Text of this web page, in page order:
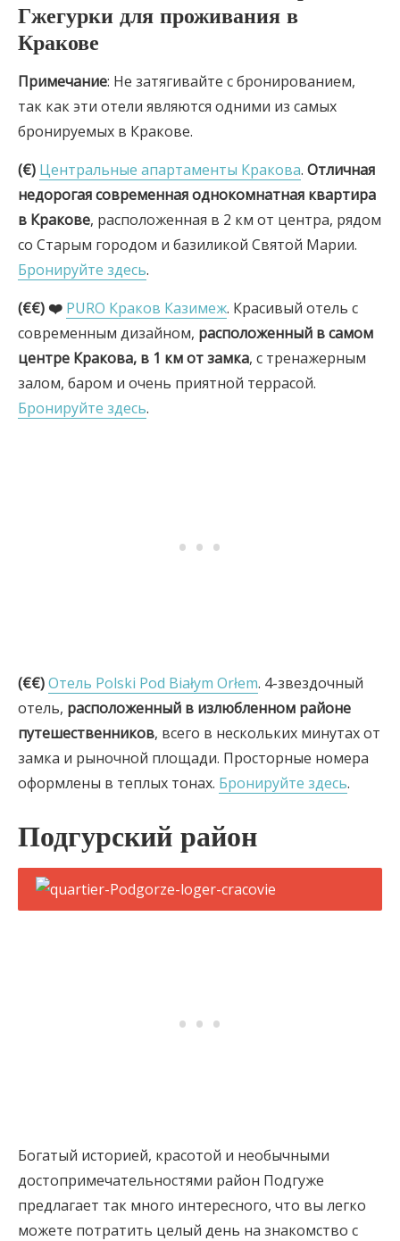
Гжегурки для проживания в
Кракове
Примечание: Не затягивайте с бронированием,
так как эти отели являются одними из самых
бронируемых в Кракове.
(€) Центральные апартаменты Кракова. Отличная
недорогая современная однокомнатная квартира
в Кракове, расположенная в 2 км от центра, рядом
со Старым городом и базиликой Святой Марии.
Бронируйте здесь.
(€€) ❤️ PURO Краков Казимеж. Красивый отель с
современным дизайном, расположенный в самом
центре Кракова, в 1 км от замка, с тренажерным
залом, баром и очень приятной террасой.
Бронируйте здесь.
(€€)Отель Polski Pod Białym Orłem. 4-звездочный
отель, расположенный в излюбленном районе
путешественников, всего в нескольких минутах от
замка и рыночной площади. Просторные номера
оформлены в теплых тонах. Бронируйте здесь.
Подгурский район
Богатый историей, красотой и необычными
достопримечательностями район Подгуже
предлагает так много интересного, что вы легко
можете потратить целый день на знакомство с